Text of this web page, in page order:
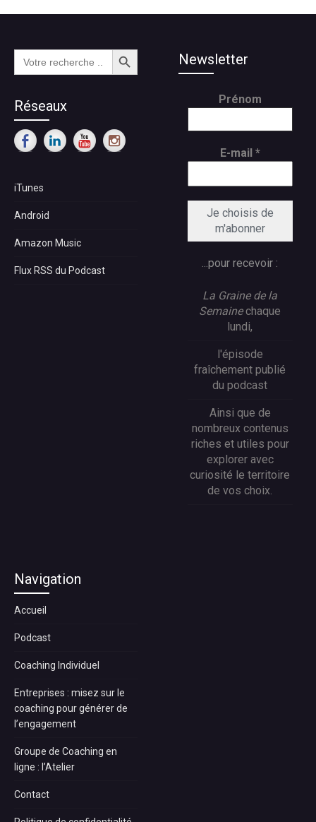
Search
for:
Search Button
Réseaux
iTunes
Android
Amazon Music
Flux RSS du Podcast
Newsletter
Prénom
E-mail *
...pour recevoir :
La Graine de la
Semainechaque
lundi,
l'épisode
fraîchement publié
du podcast
Ainsi que de
nombreux contenus
riches et utiles pour
explorer avec
curiosité le territoire
de vos choix.
Navigation
Accueil
Podcast
Coaching Individuel
Entreprises : misez sur le
coaching pour générer de
l’engagement
Groupe de Coaching en
ligne : l’Atelier
Contact